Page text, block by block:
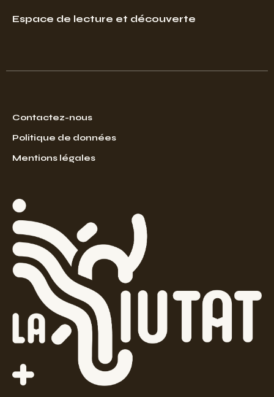
Espace de lecture et découverte
Contactez-nous
Politique de données
Mentions légales